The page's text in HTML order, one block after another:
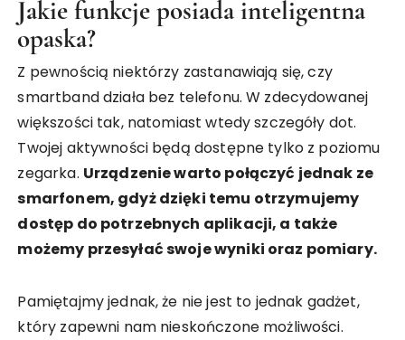
Jakie funkcje posiada inteligentna
opaska?
Z pewnością niektórzy zastanawiają się, czy
smartband działa bez telefonu. W zdecydowanej
większości tak, natomiast wtedy szczegóły dot.
Twojej aktywności będą dostępne tylko z poziomu
zegarka. Urządzenie warto połączyć jednak ze
smarfonem, gdyż dzięki temu otrzymujemy
dostęp do potrzebnych aplikacji, a także
możemy przesyłać swoje wyniki oraz pomiary.
Pamiętajmy jednak, że nie jest to jednak gadżet,
który zapewni nam nieskończone możliwości.